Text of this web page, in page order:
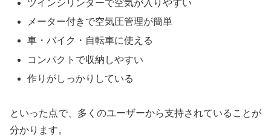
ツインシリンダーで空気が入りやすい
メーター付きで空気圧管理が簡単
車・バイク・自転車に使える
コンパクトで収納しやすい
作りがしっかりしている
といった点で、多くのユーザーから支持されていることが
分かります。